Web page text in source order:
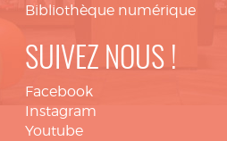
Bibliothèque numérique
SUIVEZ NOUS !
Facebook
Instagram
Youtube